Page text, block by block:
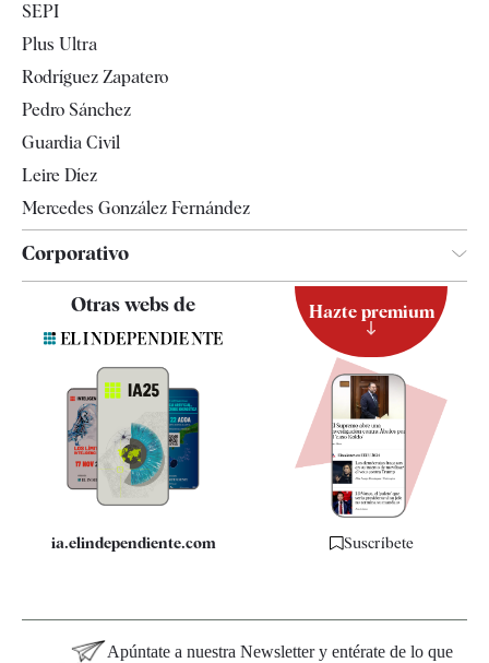
Televisión
SEPI
Plus Ultra
Rodríguez Zapatero
Pedro Sánchez
Guardia Civil
Leire Díez
Mercedes González Fernández
Corporativo
Contacto
Quiénes somos
Especificaciones
Otras webs de
ia.elindependiente.com
Hazte premium
Suscríbete
Apúntate a nuestra Newsletter y entérate de lo que